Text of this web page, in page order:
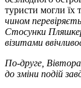
туристи могли їх
чином
Стосунки
візитами
По-друге,
до зміни подій